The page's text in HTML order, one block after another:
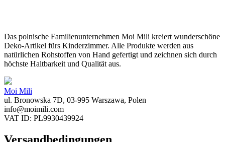
Das polnische Familienunternehmen Moi Mili kreiert wunderschöne
Deko-Artikel fürs Kinderzimmer. Alle Produkte werden aus
natürlichen Rohstoffen von Hand gefertigt und zeichnen sich durch
höchste Haltbarkeit und Qualität aus.
Moi Mili
ul. Bronowska 7D, 03-995 Warszawa, Polen
info@moimili.com
VAT ID: PL9930439924